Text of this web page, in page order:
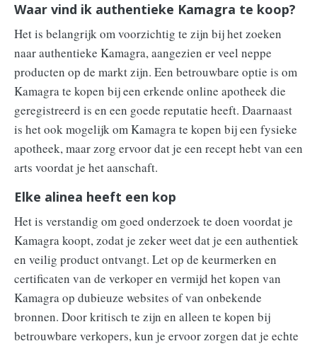
Waar vind ik authentieke Kamagra te koop?
Het is belangrijk om voorzichtig te zijn bij het zoeken
naar authentieke Kamagra, aangezien er veel neppe
producten op de markt zijn. Een betrouwbare optie is om
Kamagra te kopen bij een erkende online apotheek die
geregistreerd is en een goede reputatie heeft. Daarnaast
is het ook mogelijk om Kamagra te kopen bij een fysieke
apotheek, maar zorg ervoor dat je een recept hebt van een
arts voordat je het aanschaft.
Elke alinea heeft een kop
Het is verstandig om goed onderzoek te doen voordat je
Kamagra koopt, zodat je zeker weet dat je een authentiek
en veilig product ontvangt. Let op de keurmerken en
certificaten van de verkoper en vermijd het kopen van
Kamagra op dubieuze websites of van onbekende
bronnen. Door kritisch te zijn en alleen te kopen bij
betrouwbare verkopers, kun je ervoor zorgen dat je echte